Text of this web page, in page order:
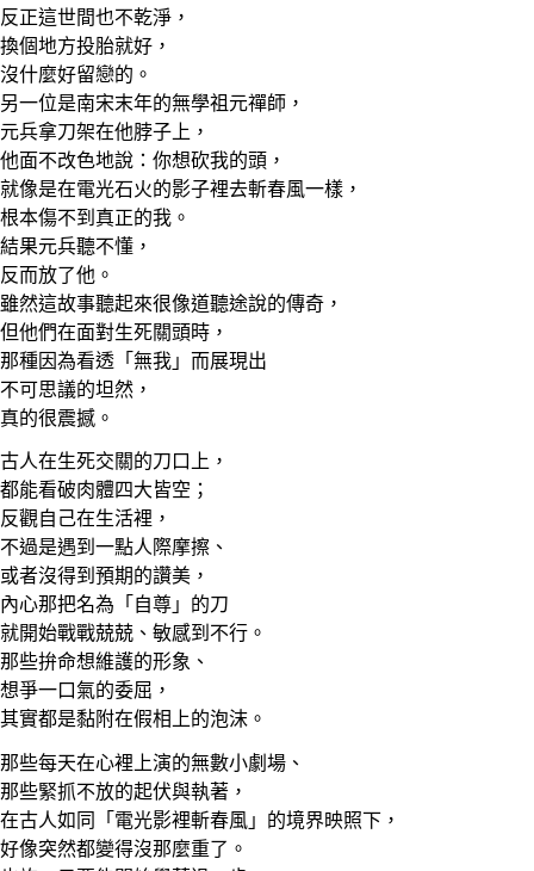
反正這世間也不乾淨，
換個地方投胎就好，
沒什麼好留戀的。
另一位是南宋末年的無學祖元禪師，
元兵拿刀架在他脖子上，
他面不改色地說：你想砍我的頭，
就像是在電光石火的影子裡去斬春風一樣，
根本傷不到真正的我。
結果元兵聽不懂，
反而放了他。
雖然這故事聽起來很像道聽途說的傳奇，
但他們在面對生死關頭時，
那種因為看透「無我」而展現出
不可思議的坦然，
真的很震撼。
古人在生死交關的刀口上，
都能看破肉體四大皆空；
反觀自己在生活裡，
不過是遇到一點人際摩擦、
或者沒得到預期的讚美，
內心那把名為「自尊」的刀
就開始戰戰兢兢、敏感到不行。
那些拚命想維護的形象、
想爭一口氣的委屈，
其實都是黏附在假相上的泡沫。
那些每天在心裡上演的無數小劇場、
那些緊抓不放的起伏與執著，
在古人如同「電光影裡斬春風」的境界映照下，
好像突然都變得沒那麼重了。